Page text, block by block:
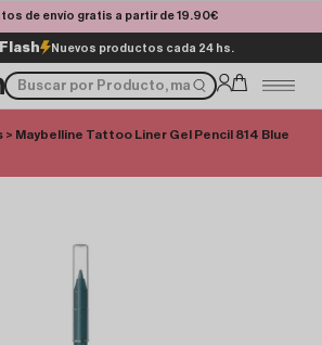
de envío gratis a partir de 19.90€
Nuevos productos cada 24 hs.
> Maybelline Tattoo Liner Gel Pencil 814 Blue